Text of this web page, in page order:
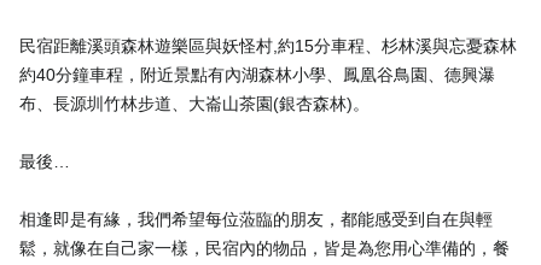
民宿距離溪頭森林遊樂區與妖怪村,約15分車程、杉林溪與忘憂森林
約40分鐘車程，附近景點有內湖森林小學、鳳凰谷鳥園、德興瀑
布、長源圳竹林步道、大崙山茶園(銀杏森林)。
最後…
相逢即是有緣，我們希望每位蒞臨的朋友，都能感受到自在與輕
鬆，就像在自己家一樣，民宿內的物品，皆是為您用心準備的，餐